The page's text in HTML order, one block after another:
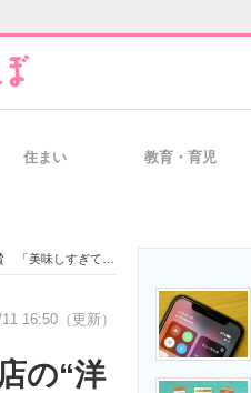
経営リーダーのコミュニティ
住まい 教育・育児
」「甘じょっぱさが最高」
16:50（更新）
の“洋